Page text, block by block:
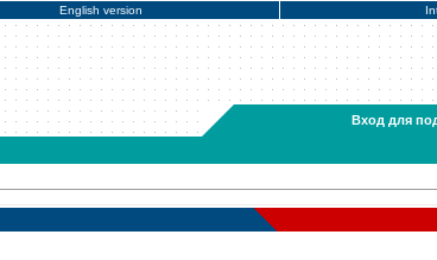
English version
Вход для